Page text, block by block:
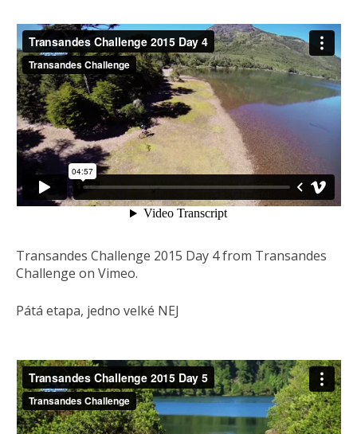
Transandes Challenge 2015 Day 4 from Transandes
Challenge on Vimeo.
Pátá etapa, jedno velké NEJ